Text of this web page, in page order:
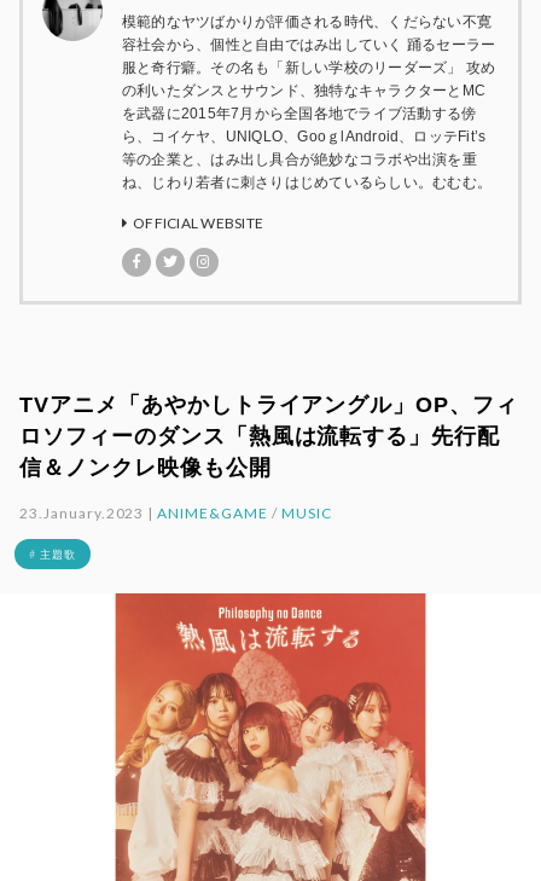
模範的なヤツばかりが評価される時代、くだらない不寛
容社会から、個性と自由ではみ出していく 踊るセーラー
服と奇行癖。その名も「新しい学校のリーダーズ」 攻め
の利いたダンスとサウンド、独特なキャラクターとMC
を武器に2015年7月から全国各地でライブ活動する傍
ら、コイケヤ、UNIQLO、GooｇlAndroid、ロッテFit’s
等の企業と、はみ出し具合が絶妙なコラボや出演を重
ね、じわり若者に刺さりはじめているらしい。むむむ。
OFFICIAL WEBSITE
TVアニメ「あやかしトライアングル」OP、フィ
ロソフィーのダンス「熱風は流転する」先行配
信＆ノンクレ映像も公開
23.January.2023 |ANIME&GAME / MUSIC
# 主題歌